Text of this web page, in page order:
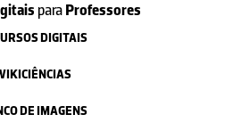
paraProfessores
DIGITAIS
DE IMAGENS